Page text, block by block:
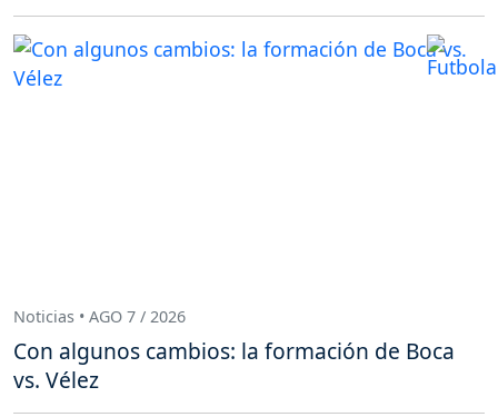
Noticias • AGO 7 / 2026
Con algunos cambios: la formación de Boca
vs. Vélez